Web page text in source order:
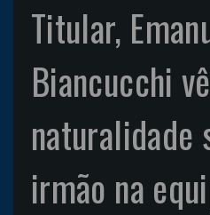
Titular,
Biancucchi
irmão na